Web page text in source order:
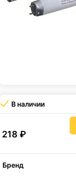
В наличии
218₽
Бренд